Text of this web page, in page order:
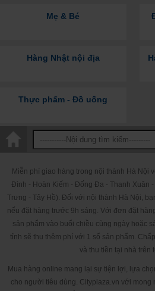
Mẹ & Bé
Hàng Nhật nội địa
Thực phẩm - Đồ uống
Miễn phí giao hàng trong nội thành Hà Nội
Đình - Hoàn Kiếm - Đống Đa - Thanh Xuân
Trưng - Tây Hồ). Đối với nội thành Hà Nội,
nếu đặt hàng trước 9h sáng. Với đơn đặt
sản phẩm vào buổi chiều cùng ngày hoặc
tỉnh sẽ thu thêm phí với 1 số sản phẩm.
và thu tiền tại nhà trên
Mua hàng online mang lại sự tiện lợi, lựa
cho người tiêu dùng. Cityplaza.vn với mong